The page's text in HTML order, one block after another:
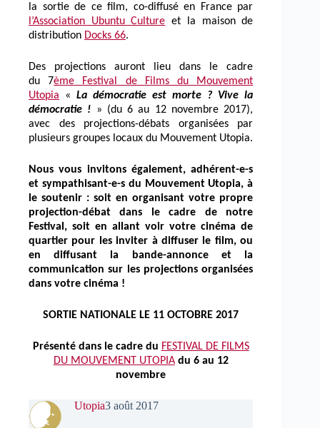
la sortie de ce film, co-diffusé en France par
l’Association Ubuntu Culture et la maison de
distribution Docks 66.
Des projections auront lieu dans le cadre
du 7ème Festival de Films du Mouvement
Utopia «La démocratie est morte ? Vive la
démocratie ! » (du 6 au 12 novembre 2017),
avec des projections-débats organisées par
plusieurs groupes locaux du Mouvement Utopia.
Nous vous invitons également, adhérent-e-s
et sympathisant-e-s du Mouvement Utopia, à
le soutenir : soit en organisant votre propre
projection-débat dans le cadre de notre
Festival, soit en allant voir votre cinéma de
quartier pour les inviter à diffuser le film, ou
en diffusant la bande-annonce et la
communication sur les projections organisées
dans votre cinéma !
SORTIE NATIONALE LE 11 OCTOBRE 2017
Présenté dans le cadre du FESTIVAL DE FILMS
DU MOUVEMENT UTOPIAdu 6 au 12
novembre
Utopia3 août 2017